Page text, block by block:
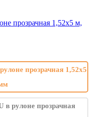
прозрачная 1,52х5 м,